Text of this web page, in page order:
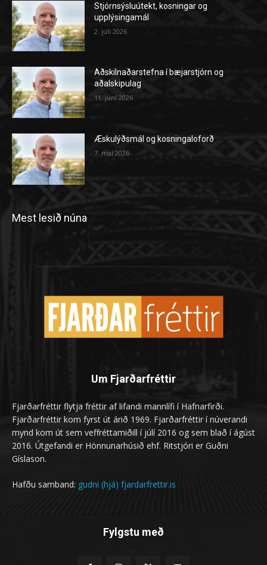
Stjórnsýsluútekt, kosningar og
upplýsingamál
2. júlí 2026
Aðskilnaðarstefna í bæjarstjórn og
aðalskipulag
11. júní 2026
Æskulýðsmál og kosningaloforð
7. maí 2026
Mest lesið núna
Um Fjarðarfréttir
Fjarðarfréttir flytja fréttir af lifandi mannlífi í Hafnarfirði.
Fjarðarfréttir kom fyrst út árið 1969. Fjarðarfréttir í núverandi
mynd kom út sem veffréttamiðill í júlí 2016 og sem blað í ágúst
2016. Útgefandi er Hönnunarhúsið ehf. Ritstjóri er Guðni
Gíslason.
Hafðu samband: gudni (hjá) fjardarfrettir.is
Fylgstu með